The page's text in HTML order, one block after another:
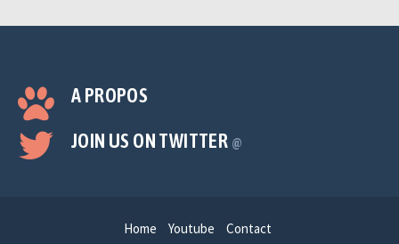
A PROPOS
JOIN US ON TWITTER @
Home Youtube Contact